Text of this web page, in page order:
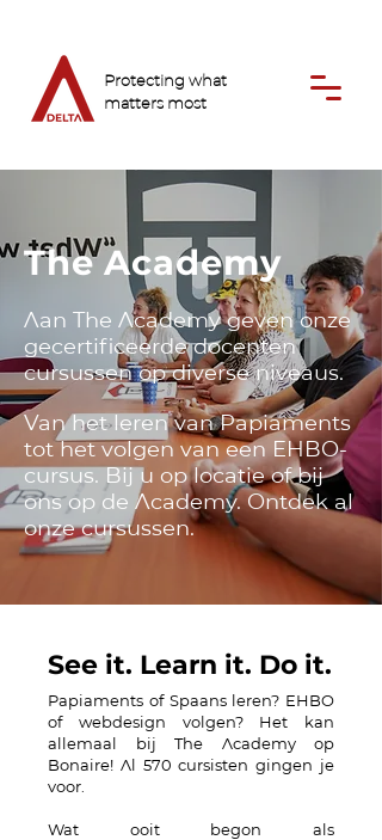
Protecting what
matters most
The Academy
Aan The Academy geven onze
gecertificeerde docenten
cursussen op diverse niveaus.
Van het leren van Papiaments
tot het volgen van een EHBO-
cursus. Bij u op locatie of bij
ons op de Academy. Ontdek al
onze cursussen.
See it. Learn it. Do it.
Papiaments of Spaans leren? EHBO
of webdesign volgen? Het kan
allemaal bij The Academy op
Bonaire! Al 570 cursisten gingen je
voor.
Wat ooit begon als